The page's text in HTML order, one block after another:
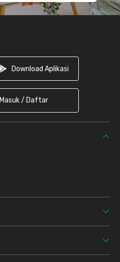
Download Aplikasi
Masuk / Daftar